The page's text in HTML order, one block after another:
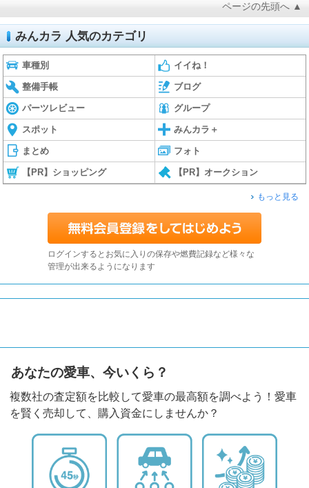
ページの先頭へ ▲
みんカラ 人気のカテゴリ
車種別 イイね！
整備手帳 ブログ
パーツレビュー グループ
スポット みんカラ＋
まとめ フォト
【PR】ショッピング 【PR】オークション
もっと見る
ログインするとお気に入りの保存や燃費記録など様々な
管理が出来るようになります
あなたの愛車、今いくら？
複数社の査定額を比較して愛車の最高額を調べよう！愛車
を賢く売却して、購入資金にしませんか？